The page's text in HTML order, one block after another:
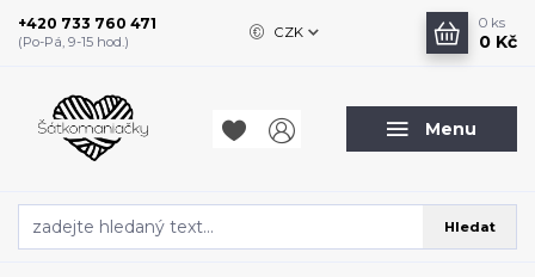
Menu
CZK
Hledat
+420 733 760 471
(Po-Pá, 9-15 hod.)
0 ks
0 Kč